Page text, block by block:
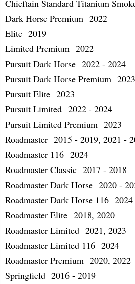
Chieftain Standard Titanium
Dark Horse Premium 2022
Elite 2019
Limited Premium 2022
Pursuit Dark Horse 2022 - 2024
Pursuit Dark Horse Premium 2023
Pursuit Elite 2023
Pursuit Limited 2022 - 2024
Pursuit Limited Premium 2023
Roadmaster 2015 - 2019, 2021 -
Roadmaster 116 2024
Roadmaster Classic 2017 - 2018
Roadmaster Dark Horse 2020 -
Roadmaster Dark Horse 116 2024
Roadmaster Elite 2018, 2020
Roadmaster Limited 2021, 2023
Roadmaster Limited 116 2024
Roadmaster Premium 2020, 2022
Springfield 2016 - 2019